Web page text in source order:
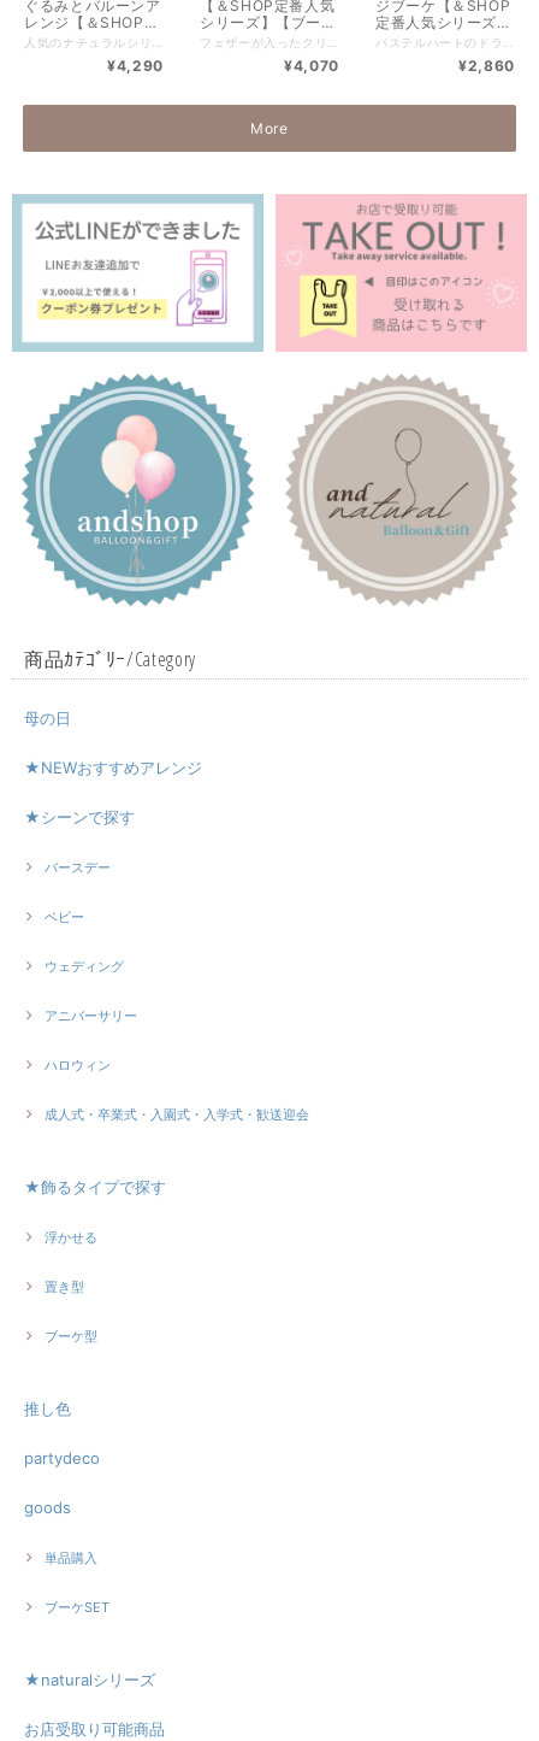
ぐるみとバルーンア
レンジ【＆SHOP定
番人気シリーズ】
【ブーケ】【誕生日
園】【歓送迎会】
¥4,290
【＆SHOP定番人気
シリーズ】【ブー
ケ】【卒業】【入
¥4,070
ジブーケ【＆SHOP
定番人気シリーズ】
【卒業】【卒園】
【お祝い】【文字入
¥2,860
More
商品ｶﾃｺﾞﾘｰ/Category
母の日
★NEWおすすめアレンジ
★シーンで探す
バースデー
ベビー
ウェディング
アニバーサリー
ハロウィン
成人式・卒業式・入園式・入学式・歓送迎会
★飾るタイプで探す
浮かせる
置き型
ブーケ型
推し色
partydeco
goods
単品購入
ブーケSET
★naturalシリーズ
お店受取り可能商品